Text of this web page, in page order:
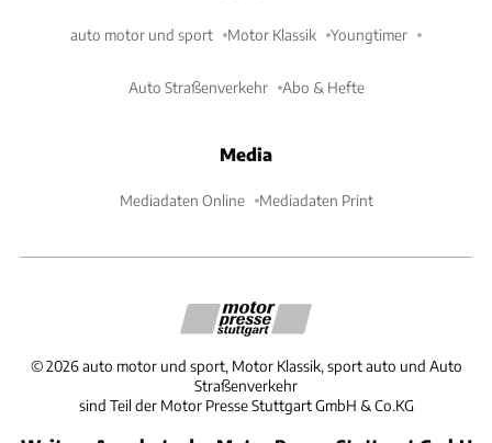
auto motor und sport Motor Klassik Youngtimer
Auto Straßenverkehr Abo & Hefte
Media
Mediadaten Online Mediadaten Print
©2026 auto motor und sport, Motor Klassik, sport auto und Auto
Straßenverkehr
sind Teil der Motor Presse Stuttgart GmbH & Co.KG